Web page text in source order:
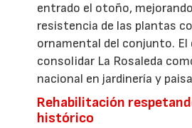
entrado el otoño,
resistencia de las plantas
ornamental del conjunto. El
consolidar La Rosaleda
nacional en jardinería y
Rehabilitación
histórico